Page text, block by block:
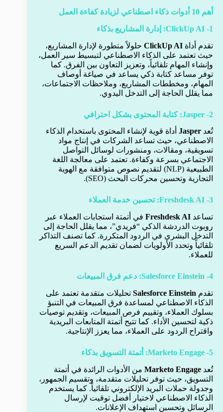
أهم 10 أدوات ذكاء اصطناعي لزيادة كفاءة العمل
1- ClickUp AI: إدارة المشاريع بذكاء
تقدم أداة ClickUp AI حلولاً متطورة لإدارة المشاريع،
حيث تعتمد على الذكاء الاصطناعي لتبسيط سير العمل،
وإنشاء المهام تلقائياً، وتعزيز التعاون بين الفرق. كما
توفر مساعد كتابة ذكي يساعد في صياغة أوصاف
المهام، ومخططات المشاريع، وملاحظات الاجتماعات،
مما يقلل الحاجة إلى التدخل اليدوي.
2- Jasper: كتابة المحتوى بشكل احترافي
تُعد Jasper أداة قوية لإنشاء المحتوى باستخدام الذكاء
الاصطناعي، حيث تساعد الشركات في إنتاج مواد
تسويقية، ومقالات، ومنشورات لوسائل التواصل
الاجتماعي بسرعة وكفاءة. تعتمد على معالجة اللغة
الطبيعية (NLP) لتقديم نصوص متوافقة مع الهوية
التجارية وتحسين محركات البحث (SEO).
3- Freshdesk AI: تحسين خدمة العملاء
تساعد Freshdesk AI في أتمتة استجابات العملاء عبر
روبوت الدردشة الذكي “فريدي”، مما يقلل الحاجة إلى
التدخل البشري في الردود المتكررة. كما تصنف التذاكر
تلقائياً وتحدد الأولويات لضمان تقديم الدعم السريع
للعملاء.
4- Salesforce Einstein: دعم فرق المبيعات
تقدم Salesforce Einstein تحليلات متقدمة تعتمد على
الذكاء الاصطناعي لمساعدة فرق المبيعات في التنبؤ
بسلوك العملاء، وتقييم فرص المبيعات، وتقديم توصيات
ذكية لتحسين الأداء. كما تتيح أتمتة المتابعات البريدية
واقتراح الردود على العملاء، مما يعزز الإنتاجية.
5- Marketo Engage: أتمتة التسويق بذكاء
تُعد Marketo Engage من الأدوات الرائدة في أتمتة
التسويق، حيث توفر تحليلات متقدمة، وتقسيم الجمهور،
وجدولة حملات البريد الإلكتروني تلقائياً. كما يستخدم
الذكاء الاصطناعي لاختيار أفضل توقيت لإرسال
الرسائل وتحسين استهداف الإعلانات.